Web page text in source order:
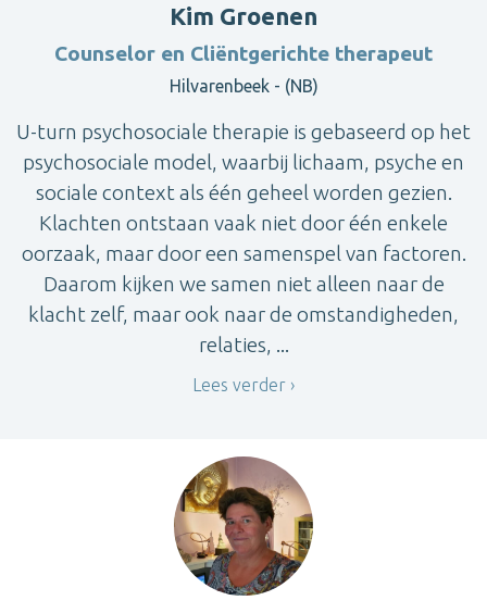
Kim Groenen
Counselor en Cliëntgerichte therapeut
Hilvarenbeek - (NB)
U-turn psychosociale therapie is gebaseerd op het
psychosociale model, waarbij lichaam, psyche en
sociale context als één geheel worden gezien.
Klachten ontstaan vaak niet door één enkele
oorzaak, maar door een samenspel van factoren.
Daarom kijken we samen niet alleen naar de
klacht zelf, maar ook naar de omstandigheden,
relaties, ...
Lees verder